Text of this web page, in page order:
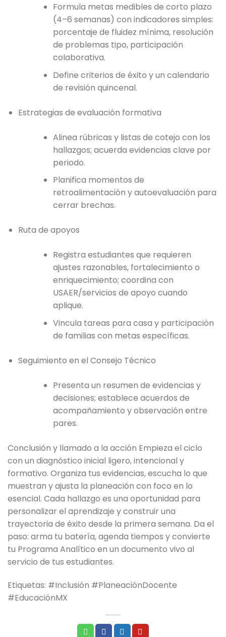
Formula metas medibles de corto plazo
(4–6 semanas) con indicadores simples:
porcentaje de fluidez mínima, resolución
de problemas tipo, participación
colaborativa.
Define criterios de éxito y un calendario
de revisión quincenal.
Estrategias de evaluación formativa
Alinea rúbricas y listas de cotejo con los
hallazgos; acuerda evidencias clave por
periodo.
Planifica momentos de
retroalimentación y autoevaluación para
cerrar brechas.
Ruta de apoyos
Registra estudiantes que requieren
ajustes razonables, fortalecimiento o
enriquecimiento; coordina con
USAER/servicios de apoyo cuando
aplique.
Vincula tareas para casa y participación
de familias con metas específicas.
Seguimiento en el Consejo Técnico
Presenta un resumen de evidencias y
decisiones; establece acuerdos de
acompañamiento y observación entre
pares.
Conclusión y llamado a la acción Empieza el ciclo
con un diagnóstico inicial ligero, intencional y
formativo. Organiza tus evidencias, escucha lo que
muestran y ajusta la planeación con foco en lo
esencial. Cada hallazgo es una oportunidad para
personalizar el aprendizaje y construir una
trayectoria de éxito desde la primera semana. Da el
paso: arma tu batería, agenda tiempos y convierte
tu Programa Analítico en un documento vivo al
servicio de tus estudiantes.
Etiquetas: #Inclusión #PlaneaciónDocente
#EducaciónMX